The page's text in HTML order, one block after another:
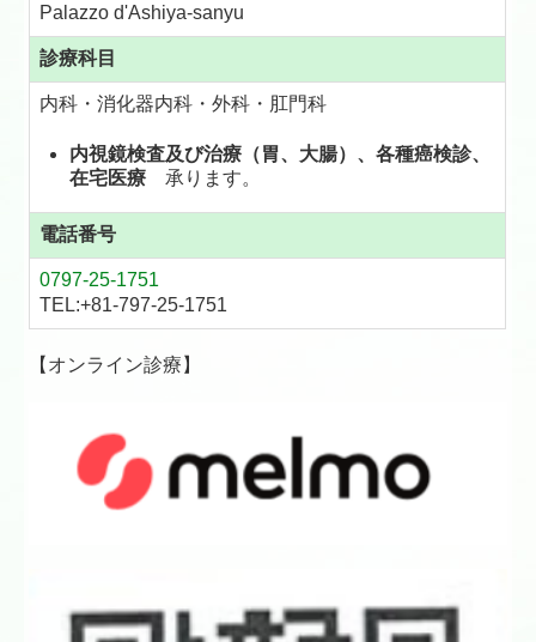
Palazzo d'Ashiya-sanyu
診療科目
内科・消化器内科・外科・肛門科
内視鏡検査及び治療（胃、大腸）、各種癌検診、
在宅医療
承ります。
電話番号
0797-25-1751
TEL:+81-797-25-1751
【オンライン診療】